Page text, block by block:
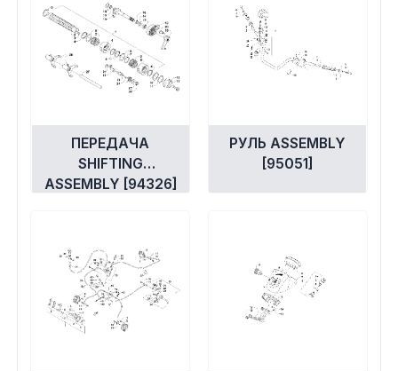
ПЕРЕДАЧА
SHIFTING
ASSEMBLY [94326]
РУЛЬ ASSEMBLY
[95051]